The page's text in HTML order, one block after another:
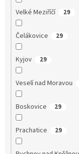
Velké Meziříčí 29
Čelákovice 29
Kyjov 29
Veselí nad Moravou
Boskovice 29
Prachatice 29